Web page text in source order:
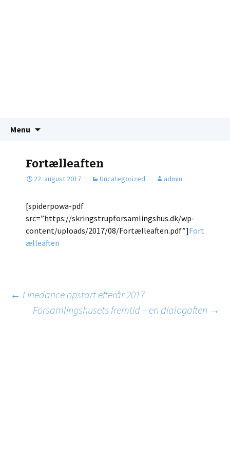
Menu
Fortælleaften
22. august 2017 Uncategorized admin
[spiderpowa-pdf
src=”https://skringstrupforsamlingshus.dk/wp-
content/uploads/2017/08/Fortælleaften.pdf”]Fort
ælleaften
Indlæg
← Linedance opstart efterår 2017
Forsamlingshusets fremtid – en dialogaften →